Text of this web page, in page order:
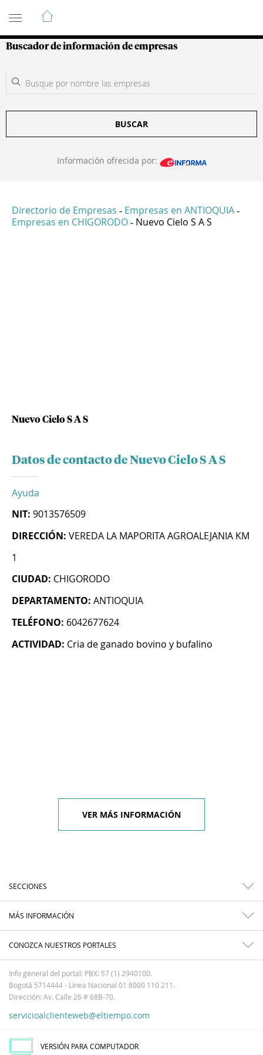
Guía de Empresas Colombianas
Buscador de información de empresas
BUSCAR
Información ofrecida por:
Directorio de Empresas - Empresas en ANTIOQUIA -
Empresas en CHIGORODO - Nuevo Cielo S A S
Nuevo Cielo S A S
Datos de contacto de Nuevo Cielo S A S
Ayuda
NIT: 9013576509
DIRECCIÓN: VEREDA LA MAPORITA AGROALEJANIA KM
1
CIUDAD: CHIGORODO
DEPARTAMENTO: ANTIOQUIA
TELÉFONO: 6042677624
ACTIVIDAD: Cria de ganado bovino y bufalino
VER MÁS INFORMACIÓN
SECCIONES
MÁS INFORMACIÓN
CONOZCA NUESTROS PORTALES
Info general del portal: PBX: 57 (1) 2940100.
Bogotá 5714444 - Línea Nacional 01 8000 110 211.
Dirección: Av. Calle 26 # 68B-70.
servicioalclienteweb@eltiempo.com
VERSIÓN PARA COMPUTADOR